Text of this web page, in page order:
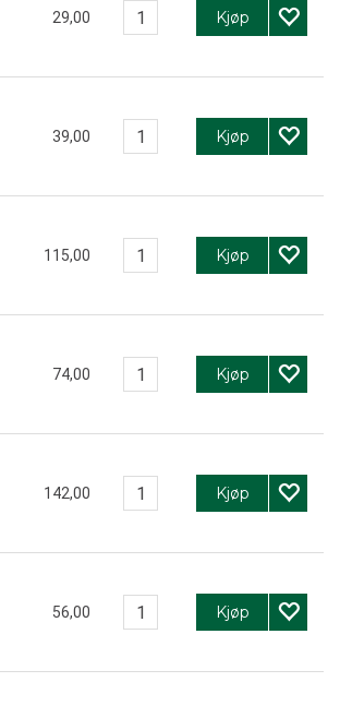
29,00 Kjøp
39,00 Kjøp
115,00 Kjøp
74,00 Kjøp
142,00 Kjøp
56,00 Kjøp